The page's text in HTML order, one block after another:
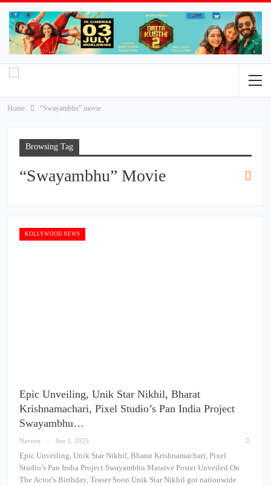
Home “Swayambhu” movie
Browsing Tag
“Swayambhu” Movie
KOLLYWOOD NEWS
Epic Unveiling, Unik Star Nikhil, Bharat
Krishnamachari, Pixel Studio’s Pan India Project
Swayambhu…
Naveen Jun 1, 2025
Epic Unveiling, Unik Star Nikhil, Bharat Krishnamachari, Pixel
Studio’s Pan India Project Swayambhu Massive Poster Unveiled On
The Actor’s Birthday, Teaser Soon Unik Star Nikhil got nationwide